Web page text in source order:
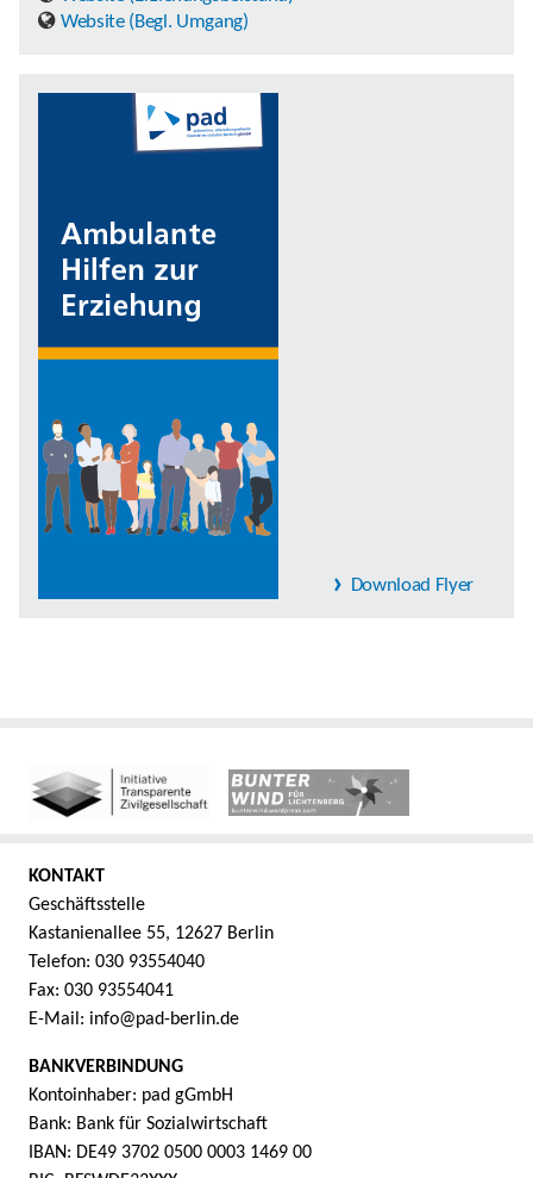
Website (Begl. Umgang)
Download Flyer
KONTAKT
Geschäftsstelle
Kastanienallee 55, 12627 Berlin
Telefon: 030 93554040
Fax: 030 93554041
E-Mail: info@pad-berlin.de
BANKVERBINDUNG
Kontoinhaber: pad gGmbH
Bank: Bank für Sozialwirtschaft
IBAN: DE49 3702 0500 0003 1469 00